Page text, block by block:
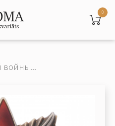
0
войны...